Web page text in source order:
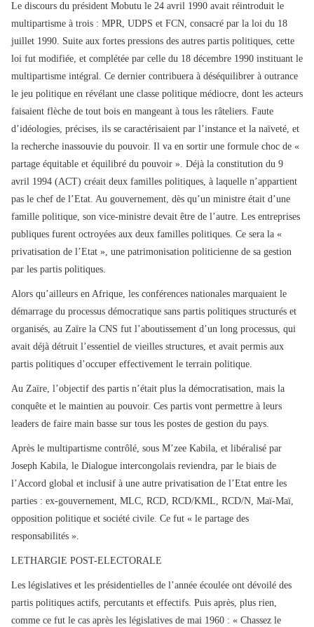
Le discours du président Mobutu le 24 avril 1990 avait réintroduit le
multipartisme à trois : MPR, UDPS et FCN, consacré par la loi du 18
juillet 1990. Suite aux fortes pressions des autres partis politiques, cette
loi fut modifiée, et complétée par celle du 18 décembre 1990 instituant le
multipartisme intégral. Ce dernier contribuera à déséquilibrer à outrance
le jeu politique en révélant une classe politique médiocre, dont les acteurs
faisaient flèche de tout bois en mangeant à tous les râteliers. Faute
d’idéologies, précises, ils se caractérisaient par l’instance et la naïveté, et
la recherche inassouvie du pouvoir. Il va en sortir une formule choc de «
partage équitable et équilibré du pouvoir ». Déjà la constitution du 9
avril 1994 (ACT) créait deux familles politiques, à laquelle n’appartient
pas le chef de l’Etat. Au gouvernement, dès qu’un ministre était d’une
famille politique, son vice-ministre devait être de l’autre. Les entreprises
publiques furent octroyées aux deux familles politiques. Ce sera la «
privatisation de l’Etat », une patrimonisation politicienne de sa gestion
par les partis politiques.
Alors qu’ailleurs en Afrique, les conférences nationales marquaient le
démarrage du processus démocratique sans partis politiques structurés et
organisés, au Zaïre la CNS fut l’aboutissement d’un long processus, qui
avait déjà détruit l’essentiel de vieilles structures, et avait permis aux
partis politiques d’occuper effectivement le terrain politique.
Au Zaïre, l’objectif des partis n’était plus la démocratisation, mais la
conquête et le maintien au pouvoir. Ces partis vont permettre à leurs
leaders de faire main basse sur tous les postes de gestion du pays.
Après le multipartisme contrôlé, sous M’zee Kabila, et libéralisé par
Joseph Kabila, le Dialogue intercongolais reviendra, par le biais de
l’Accord global et inclusif à une autre privatisation de l’Etat entre les
parties : ex-gouvernement, MLC, RCD, RCD/KML, RCD/N, Maï-Maï,
opposition politique et société civile. Ce fut « le partage des
responsabilités ».
LETHARGIE POST-ELECTORALE
Les législatives et les présidentielles de l’année écoulée ont dévoilé des
partis politiques actifs, percutants et effectifs. Puis après, plus rien,
comme ce fut le cas après les législatives de mai 1960 : « Chassez le